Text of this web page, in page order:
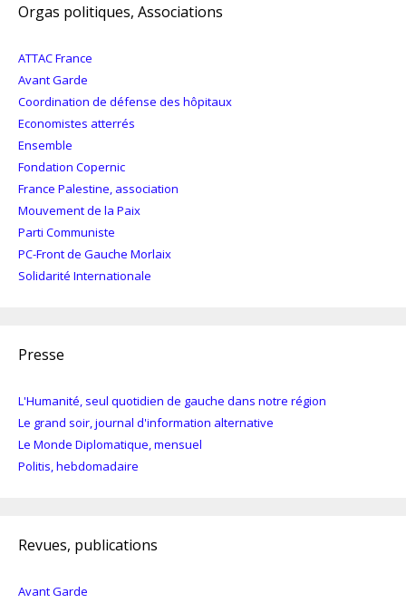
Orgas politiques, Associations
ATTAC France
Avant Garde
Coordination de défense des hôpitaux
Economistes atterrés
Ensemble
Fondation Copernic
France Palestine, association
Mouvement de la Paix
Parti Communiste
PC-Front de Gauche Morlaix
Solidarité Internationale
Presse
L'Humanité, seul quotidien de gauche dans notre région
Le grand soir, journal d'information alternative
Le Monde Diplomatique, mensuel
Politis, hebdomadaire
Revues, publications
Avant Garde